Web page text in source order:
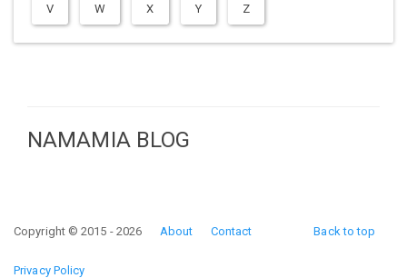
V W X Y Z
NAMAMIA BLOG
Back to top
Copyright © 2015 - 2026 About Contact
Privacy Policy